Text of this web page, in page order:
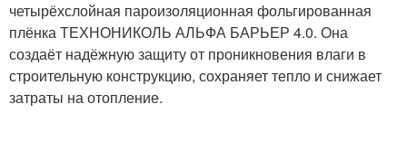
четырёхслойная пароизоляционная фольгированная
плёнка ТЕХНОНИКОЛЬ АЛЬФА БАРЬЕР 4.0. Она
создаёт надёжную защиту от проникновения влаги в
строительную конструкцию, сохраняет тепло и снижает
затраты на отопление.